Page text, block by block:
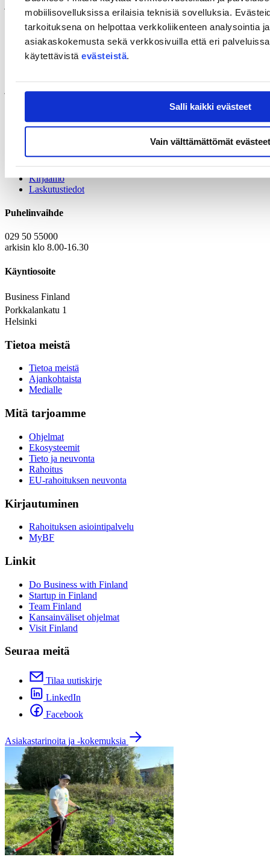
mobiilisovelluksissa erilaisia teknisiä sovelluksia.
tarkoituksena on helpottaa verkkoliikenteen analysointia
asiakaskokemusta sekä verkkosivuilla että eri
käytettävistä evästeistä.
Salli kaikki evästeet
Vain välttämättömät evästeet
jotka nopeuttavat siirtymistä ilmastoneutraaleihin ja
ilmastonmuutoksen kestäviin kaupunkeihin.
Englanninkielinen webinaari tarjoaa käytännönläheisen
yleiskatsauksen DUT-kumppanuuden vuoden 2026 hakuun sekä
antaa vinkkejä kansainvälisten konsortioiden rakentamiseen.
julkisen sektorin toimijoille, jotka ovat kiinnostuneita EU-tason
Tilaisuuden ohjelma, linkki ilmoittautumiseen ja yhteystiedot
löytyvättapahtuman englanninkieliseltä verkkosivulta.
Yhteystiedot
Kirjaamo
Laskutustiedot
Puhelinvaihde
029 50 55000
arkisin klo 8.00-16.30
Käyntiosoite
Business Finland
Porkkalankatu 1
Helsinki
Tietoa meistä
Tietoa meistä
Ajankohtaista
Medialle
Mitä tarjoamme
Ohjelmat
Ekosysteemit
Tieto ja neuvonta
Rahoitus
EU-rahoituksen neuvonta
Kirjautuminen
Rahoituksen asiointipalvelu
MyBF
Linkit
Do Business with Finland
Startup in Finland
Team Finland
Kansainväliset ohjelmat
Visit Finland
Seuraa meitä
Tilaa uutiskirje
LinkedIn
Facebook
Asiakastarinoita ja -kokemuksia